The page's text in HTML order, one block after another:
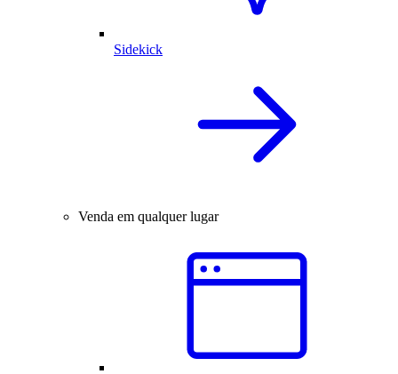
Sidekick
Venda em qualquer lugar